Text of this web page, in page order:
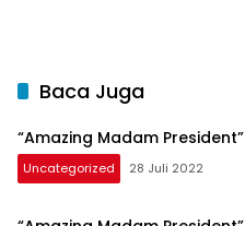
Baca Juga
“Amazing Madam President”
Uncategorized 28 Juli 2022